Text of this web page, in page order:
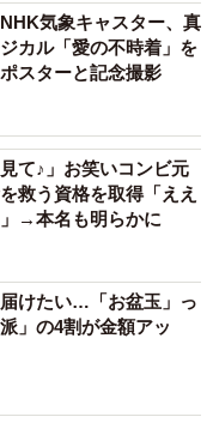
気象キャスター、真
カル「愛の不時着」を
スターと記念撮影
て♪」お笑いコンビ元
救う資格を取得「ええ
→本名も明らかに
けたい…「お盆玉」っ
」の4割が金額アッ